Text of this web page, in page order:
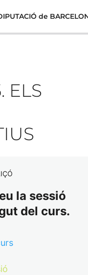
de
ELS
la sessió
del curs.